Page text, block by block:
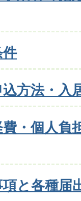
方法・入
・個人負
と各種届